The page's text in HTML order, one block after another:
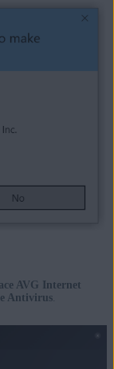
AVG Internet
Antivirus.